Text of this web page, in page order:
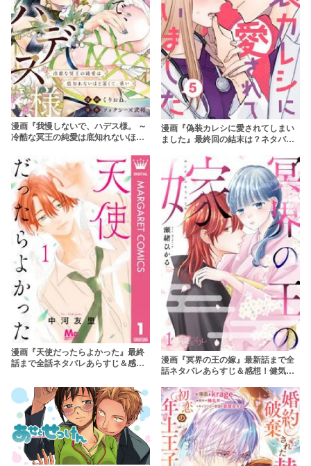
漫画『我慢しないで、ハデス様。 ～
冷酷な冥王の純愛は底知れないほど
すじ＆感想！純愛を貫く2人の神のラ
ブストーリー
漫画『偽装カレシに愛されてしまい
ました』最終回の結末は？ネタバレ
漫画『天使だったらよかった』最終
話まで全話ネタバレあらすじ＆感
漫画『冥界の王の嫁』最新話まで全
話ネタバレあらすじ＆感想！健気な